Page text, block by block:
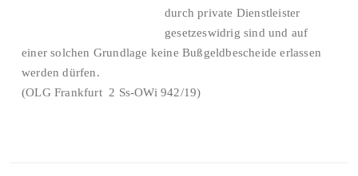
durch private Dienstleister
gesetzeswidrig sind und auf
einer solchen Grundlage keine Bußgeldbescheide erlassen
werden dürfen.
(OLG Frankfurt 2 Ss-OWi 942/19)